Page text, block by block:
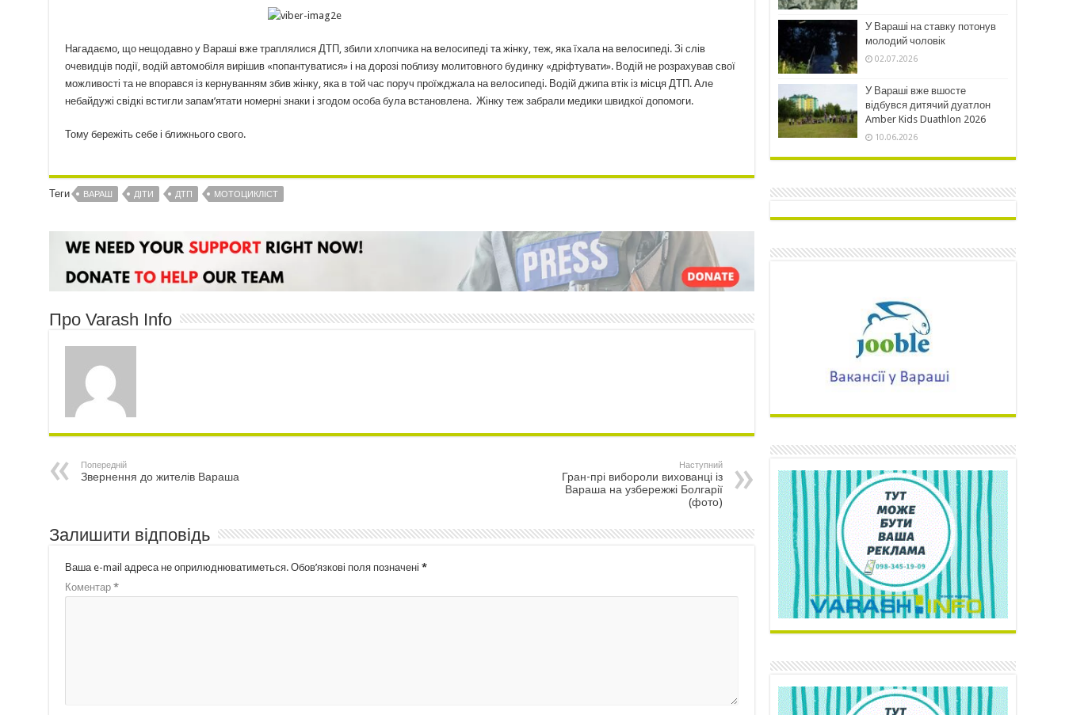
Нагадаємо, що нещодавно у Вараші вже траплялися ДТП, збили хлопчика на велосипеді та жінку, теж, яка їхала на велосипеді. Зі слів
очевидців події, водій автомобіля вирішив «попантуватися» і на дорозі поблизу молитовного будинку «дріфтувати». Водій не розрахував свої
можливості та не впорався із кернуванням збив жінку, яка в той час поруч проїжджала на велосипеді. Водій джипа втік із місця ДТП. Але
небайдужі свідкі встигли запам’ятати номерні знаки і згодом особа була встановлена. Жінку теж забрали медики швидкої допомоги.
Тому бережіть себе і ближнього свого.
Теги ВАРАШ ДІТИ ДТП МОТОЦИКЛІСТ
Про Varash Info
Попередній
Звернення до жителів Вараша
Наступний
Гран-прі вибороли вихованці із
Вараша на узбережжі Болгарії
(фото)
Залишити відповідь
Ваша e-mail адреса не оприлюднюватиметься. Обов’язкові поля позначені *
Коментар *
У Вараші на ставку потонув
молодий чоловік
02.07.2026
У Вараші вже вшосте
відбувся дитячий дуатлон
Amber Kids Duathlon 2026
10.06.2026